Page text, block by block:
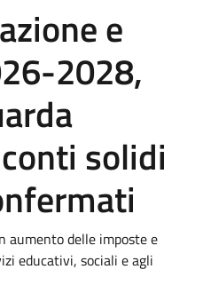
e
2028,
solidi
aumento delle imposte e
educativi, sociali e agli